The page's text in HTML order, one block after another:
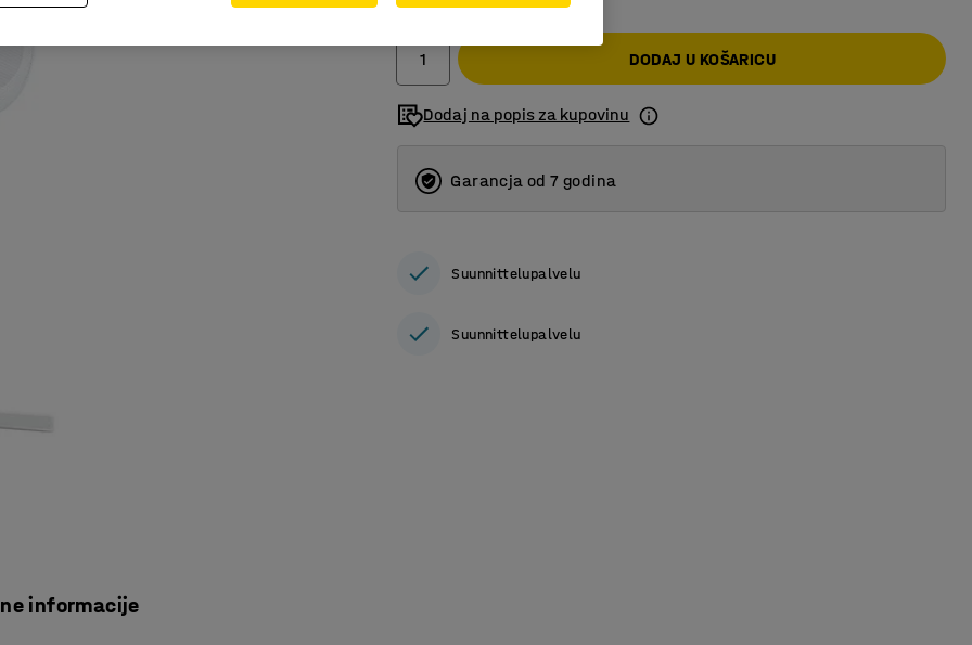
informacije
bez PDV
DODAJ U KOŠARICU
Dodaj na popis za kupovinu
Garancja od 7 godina
Suunnittelupalvelu
Suunnittelupalvelu